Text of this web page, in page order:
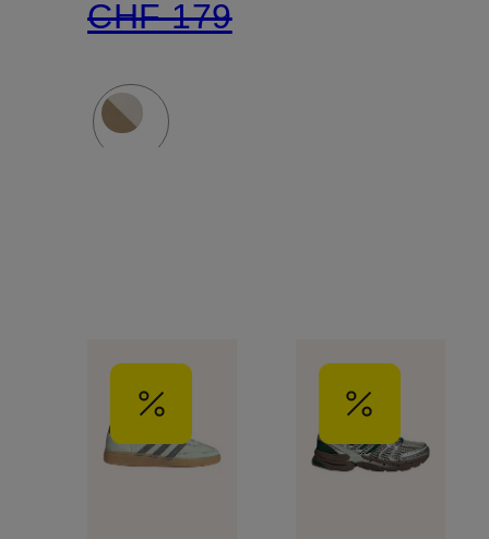
CHF 179